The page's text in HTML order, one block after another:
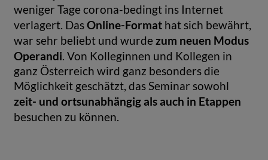
weniger Tage corona-bedingt ins Internet
verlagert. DasOnline-Format hat sich bewährt,
war sehr beliebt und wurde zum neuen Modus
Operandi . Von Kolleginnen und Kollegen in
ganz Österreich wird ganz besonders die
Möglichkeit geschätzt, das Seminar sowohl
zeit- und ortsunabhängig als auch in Etappen
besuchen zu können.